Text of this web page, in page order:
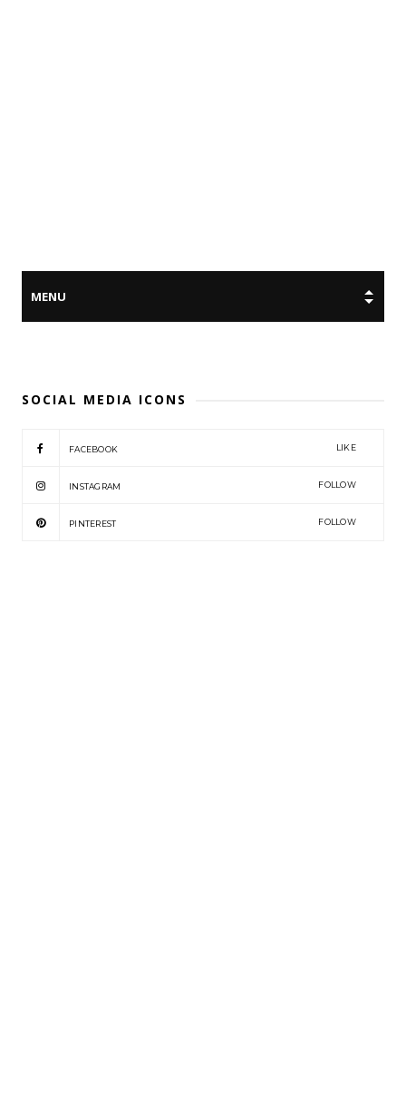
SOCIAL MEDIA ICONS
FACEBOOK LIKE
INSTAGRAM FOLLOW
PINTEREST FOLLOW